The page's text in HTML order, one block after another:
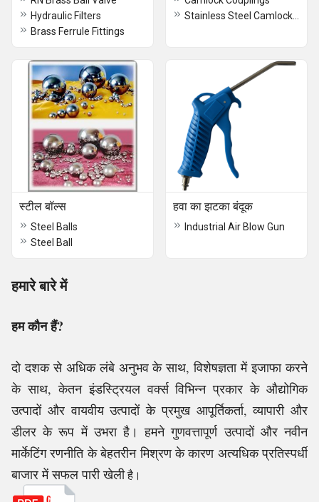
Hydraulic Filters
Brass Ferrule Fittings
स्टील बॉल्स
Steel Balls
Steel Ball
हवा का झटका बंदूक
Industrial Air Blow Gun
हमारे बारे में
हम कौन हैं?
दो दशक से अधिक लंबे अनुभव के साथ, विशेषज्ञता में इजाफा करने
के साथ, केतन इंडस्ट्रियल वर्क्स विभिन्न प्रकार के औद्योगिक
उत्पादों और वायवीय उत्पादों के प्रमुख आपूर्तिकर्ता, व्यापारी और
डीलर के रूप में उभरा है। हमने गुणवत्तापूर्ण उत्पादों और नवीन
मार्केटिंग रणनीति के बेहतरीन मिश्रण के कारण अत्यधिक प्रतिस्पर्धी
बाजार में सफल पारी खेलीहै।